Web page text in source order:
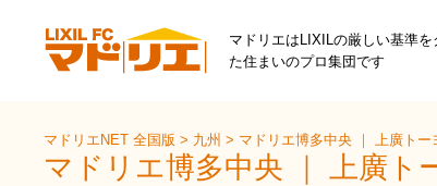
マドリエはLIXILの厳しい基準を
た住まいのプロ集団です
マドリエNET 全国版> 九州> マドリエ博多中央 ｜ 上廣トー
マドリエ博多中央 ｜ 上廣ト